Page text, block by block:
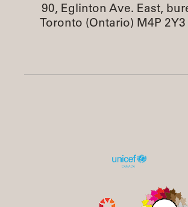
90, Eglinton Ave. East,
Toronto (Ontario) M4P 2Y3